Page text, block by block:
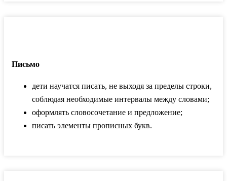
Письмо
дети научатся писать, не выходя за пределы строки,
соблюдая необходимые интервалы между словами;
оформлять словосочетание и предложение;
писать элементы прописных букв.